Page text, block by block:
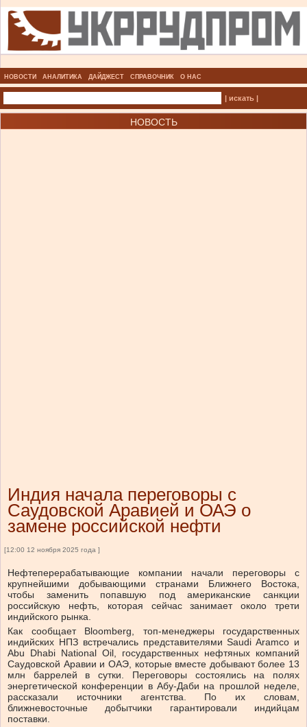
НОВОСТИ АНАЛИТИКА ДАЙДЖЕСТ СПРАВОЧНИК О НАС
| искать |
НОВОСТЬ
Индия начала переговоры с
Саудовской Аравией и ОАЭ о
замене российской нефти
[12:00 12 ноября 2025 года ]
Нефтеперерабатывающие компании начали переговоры с
крупнейшими добывающими странами Ближнего Востока,
чтобы заменить попавшую под американские санкции
российскую нефть, которая сейчас занимает около трети
индийского рынка.
Как сообщает Bloomberg, топ-менеджеры государственных
индийских НПЗ встречались представителями Saudi Aramco и
Abu Dhabi National Oil, государственных нефтяных компаний
Саудовской Аравии и ОАЭ, которые вместе добывают более 13
млн баррелей в сутки. Переговоры состоялись на полях
энергетической конференции в Абу-Даби на прошлой неделе,
рассказали источники агентства. По их словам,
ближневосточные добытчики гарантировали индийцам
поставки.